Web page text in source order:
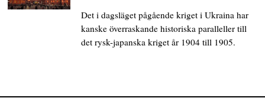
Det i dagsläget pågående kriget i Ukraina har
kanske överraskande historiska paralleller till
det rysk-japanska kriget år 1904 till 1905.